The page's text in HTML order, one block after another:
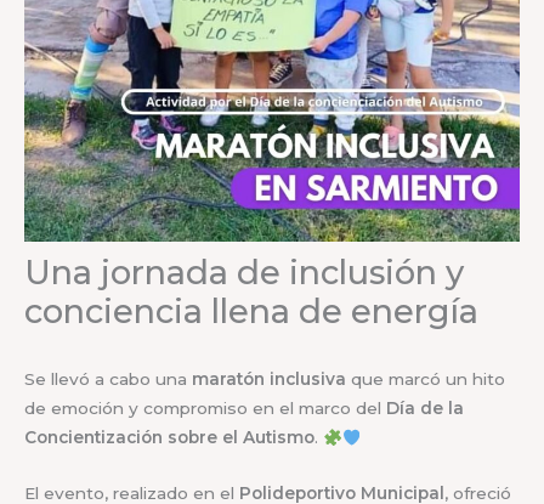
Una jornada de inclusión y
conciencia llena de energía
Se llevó a cabo una maratón inclusiva que marcó un hito
de emoción y compromiso en el marco del Día de la
Concientización sobre el Autismo.
El evento, realizado en el Polideportivo Municipal , ofreció